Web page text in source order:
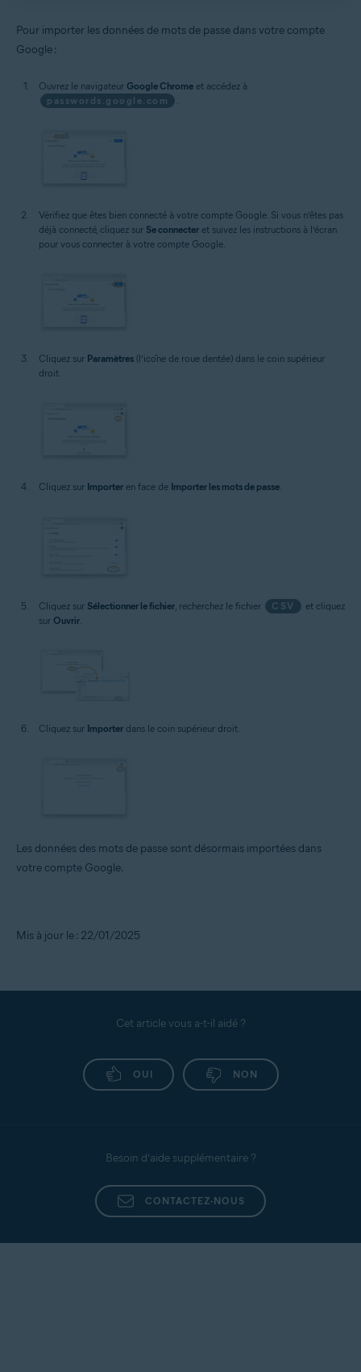
Pour importer les données de mots de passe dans votre compte
Google :
Ouvrez le navigateur Google Chrome et accédez à
passwords.google.com
Vérifiez que êtes bien connecté à votre compte Google. Si vous n’êtes pas
déjà connecté, cliquez sur Se connecter et suivez les instructions à l’écran
pour vous connecter à votre compte Google.
Cliquez sur Paramètres (l’icône de roue dentée) dans le coin supérieur
droit.
Cliquez sur Importer en face de Importer les mots de passe.
Cliquez sur Sélectionner le fichier, recherchez le fichier CSV
et cliquez
sur Ouvrir.
Cliquez sur Importer dans le coin supérieur droit.
Les données des mots de passe sont désormais importées dans
votre compte Google.
Mis à jour le : 22/01/2025
Cet article vous a-t-il aidé ?
OUI NON
Besoin d’aide supplémentaire ?
CONTACTEZ-NOUS